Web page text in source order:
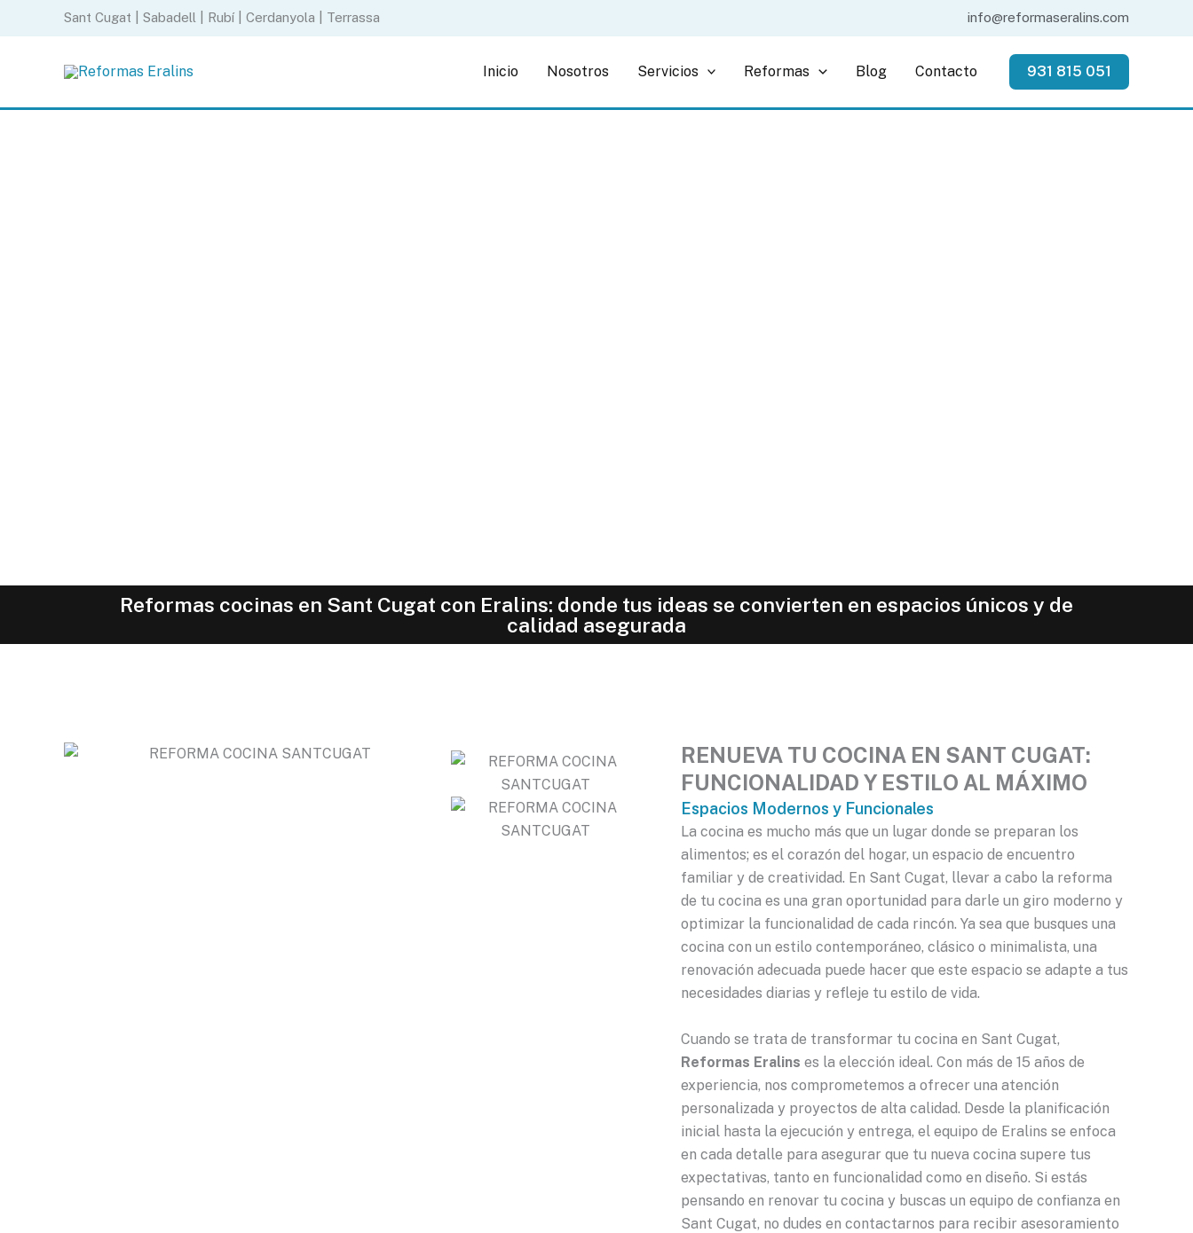
Sant Cugat | Sabadell | Rubí | Cerdanyola | Terrassa info@reformaseralins.com
Inicio Nosotros Servicios Reformas Blog Contacto 931 815 051
Reformas cocinas en Sant Cugat con Eralins: donde tus ideas se convierten en espacios únicos y de
calidad asegurada
RENUEVA TU COCINA EN SANT CUGAT:
FUNCIONALIDAD Y ESTILO AL MÁXIMO
Espacios Modernos y Funcionales
La cocina es mucho más que un lugar donde se preparan los
alimentos; es el corazón del hogar, un espacio de encuentro
familiar y de creatividad. En Sant Cugat, llevar a cabo la reforma
de tu cocina es una gran oportunidad para darle un giro moderno y
optimizar la funcionalidad de cada rincón. Ya sea que busques una
cocina con un estilo contemporáneo, clásico o minimalista, una
renovación adecuada puede hacer que este espacio se adapte a tus
necesidades diarias y refleje tu estilo de vida.
Cuando se trata de transformar tu cocina en Sant Cugat,
Reformas Eralins es la elección ideal. Con más de 15 años de
experiencia, nos comprometemos a ofrecer una atención
personalizada y proyectos de alta calidad. Desde la planificación
inicial hasta la ejecución y entrega, el equipo de Eralins se enfoca
en cada detalle para asegurar que tu nueva cocina supere tus
expectativas, tanto en funcionalidad como en diseño. Si estás
pensando en renovar tu cocina y buscas un equipo de confianza en
Sant Cugat, no dudes en contactarnos para recibir asesoramiento